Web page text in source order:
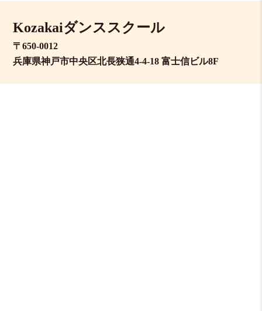
Kozakaiダンススクール
〒650-0012
兵庫県神戸市中央区北長狭通4-4-18 富士信ビル8F